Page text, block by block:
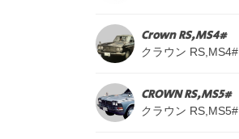
Crown RS,MS4#
クラウン RS,MS4#
CROWN RS,MS5#
クラウン RS,MS5#